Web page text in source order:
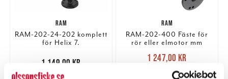
RAM
RAM-202-24-202 komplett
för Helix 7.
1 149,00 kr
1 149,00 kr
RAM
RAM-202-400 Fäste för
rör eller elmotor mm
Nuvarande pris
1 247,00 krTidigare pris
1 399,00 kr
1 247,00 kr
1 399,00 kr